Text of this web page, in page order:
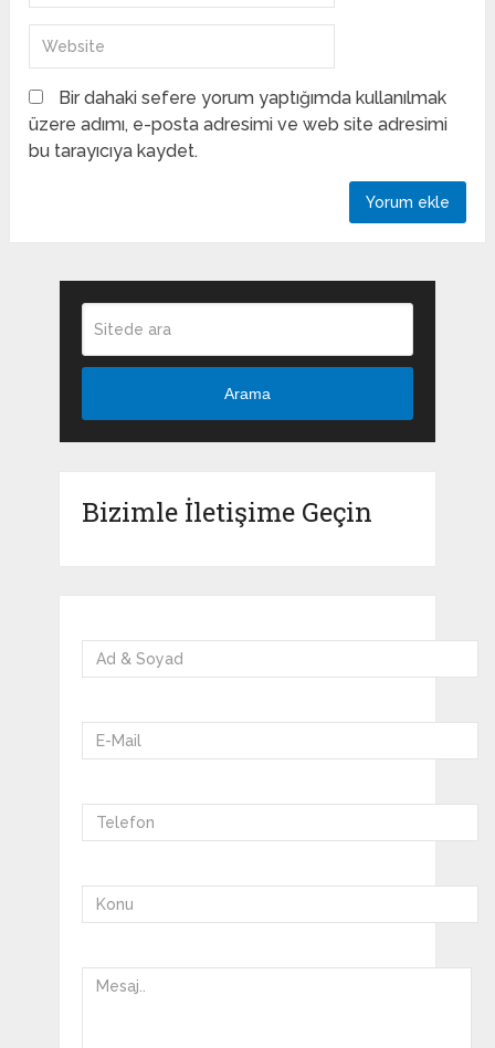
Bir dahaki sefere yorum yaptığımda kullanılmak
üzere adımı, e-posta adresimi ve web site adresimi
bu tarayıcıya kaydet.
Arama
Bizimle İletişime Geçin